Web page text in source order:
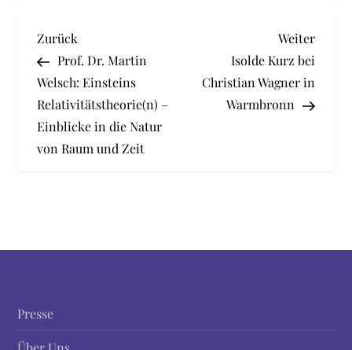
B
e
i
t
s
n
Vorheriger
Beitrag
Zurück
Prof. Dr. Martin
Welsch: Einsteins
Relativitätstheorie(n) –
Einblicke in die Natur
von Raum und Zeit
Weiter
Isolde Kurz bei
Christian Wagner in
Warmbronn
Presse